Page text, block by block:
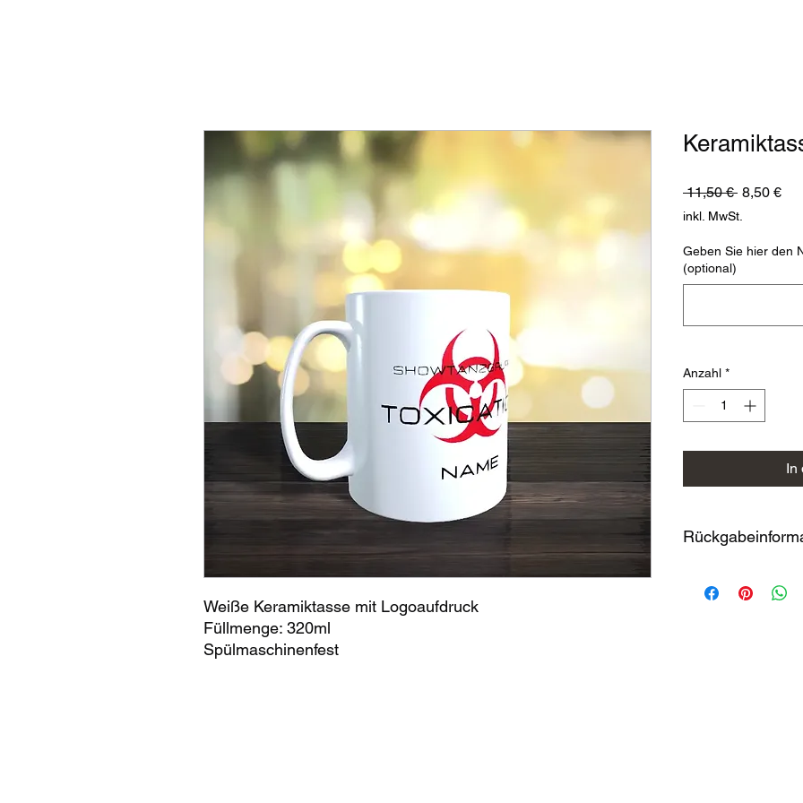
Weiße Keramiktasse mit Logoaufdruck
Füllmenge: 320ml
Spülmaschinenfest
11,50 € 8,50 €
inkl. MwSt.
Geben Sie hier den
(optional)
Anzahl *
In
grundsätzlich vom